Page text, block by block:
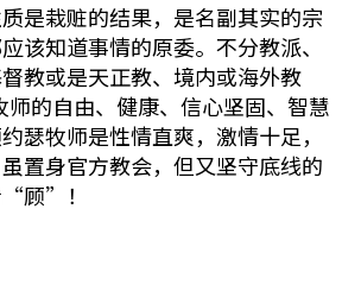
是栽赃的结果，是名副其实的宗
该知道事情的原委。不分教派、
教或是天正教、境内或海外教
师的自由、健康、信心坚固、智慧
瑟牧师是性情直爽，激情十足，
置身官方教会，但又坚守底线的
顾”！